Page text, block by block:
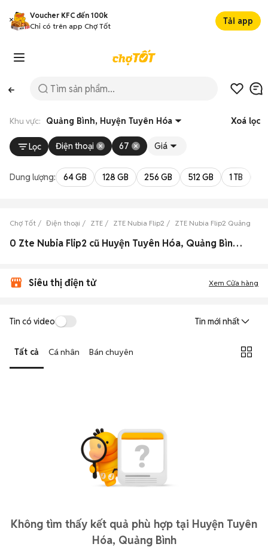
Voucher KFC đến 100k
Chỉ có trên app Chợ Tốt
Tải app
Khu vực: Quảng Bình, Huyện Tuyên Hóa Xoá lọc
Lọc Điện thoại 67 Giá
Dung lượng: 64 GB 128 GB 256 GB 512 GB 1 TB
Chợ Tốt Điện thoại ZTE ZTE Nubia Flip2 ZTE Nubia Flip2 Quảng Bình
0 Zte Nubia Flip2 cũ Huyện Tuyên Hóa, Quảng Bình đẹp
Siêu thị điện tử Xem Cửa hàng
Tin có video Tin mới nhất
Tất cả Cá nhân Bán chuyên
Không tìm thấy kết quả phù hợp tại Huyện Tuyên
Hóa, Quảng Bình